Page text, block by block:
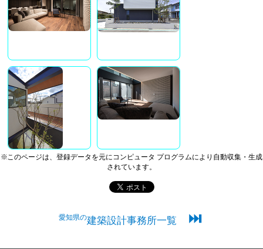
※このページは、登録データを元にコンピュータ プログラムにより自動収集・生成
されています。
愛知県の建築設計事務所一覧 ⏭